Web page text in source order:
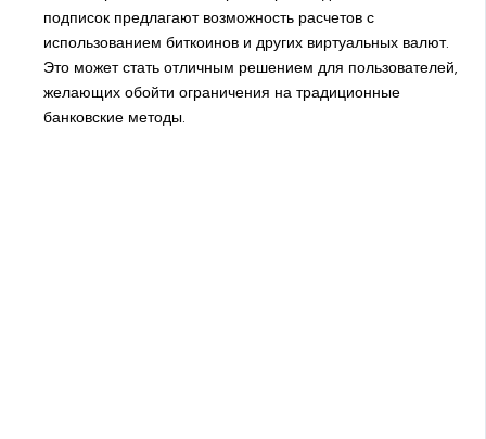
подписок предлагают возможность расчетов с
использованием биткоинов и других виртуальных валют.
Это может стать отличным решением для пользователей,
желающих обойти ограничения на традиционные
банковские методы.